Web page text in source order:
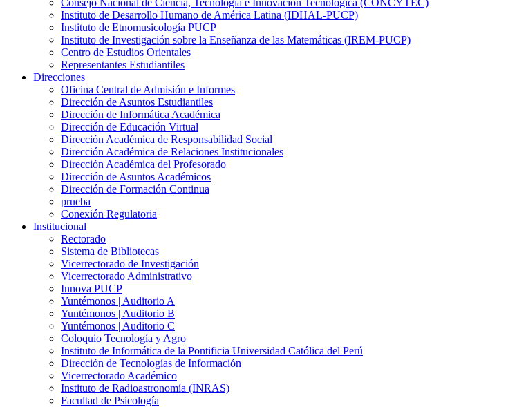
Consejo Nacional de Ciencia, Tecnología e Innovación Tecnológica (CONCYTEC)
Instituto de Desarrollo Humano de América Latina (IDHAL-PUCP)
Instituto de Etnomusicología PUCP
Instituto de Investigación sobre la Enseñanza de las Matemáticas (IREM-PUCP)
Centro de Estudios Orientales
Representantes Estudiantiles
Direcciones
Oficina Central de Admisión e Informes
Dirección de Asuntos Estudiantiles
Dirección de Informática Académica
Dirección de Educación Virtual
Dirección Académica de Responsabilidad Social
Dirección Académica de Relaciones Institucionales
Dirección Académica del Profesorado
Dirección de Asuntos Académicos
Dirección de Formación Continua
prueba
Conexión Regulatoria
Institucional
Rectorado
Sistema de Bibliotecas
Vicerrectorado de Investigación
Vicerrectorado Administrativo
Innova PUCP
Yuntémonos | Auditorio A
Yuntémonos | Auditorio B
Yuntémonos | Auditorio C
Coloquio Tecnología y Agro
Instituto de Informática de la Pontificia Universidad Católica del Perú
Dirección de Tecnologías de Información
Vicerrectorado Académico
Instituto de Radioastronomía (INRAS)
Facultad de Psicología